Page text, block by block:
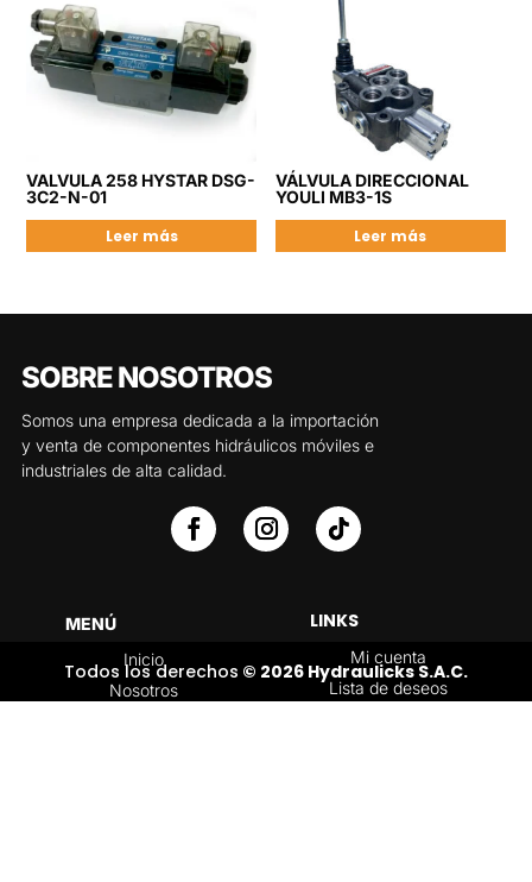
VALVULA 258 HYSTAR DSG-
3C2-N-01
Leer más
VÁLVULA DIRECCIONAL
YOULI MB3-1S
Leer más
SOBRE NOSOTROS
Somos una empresa dedicada a la importación
y venta de componentes hidráulicos móviles e
industriales de alta calidad.
MENÚ
Inicio
Nosotros
LINKS
Mi cuenta
Lista de deseos
Todos los derechos © 2026 Hydraulicks S.A.C.